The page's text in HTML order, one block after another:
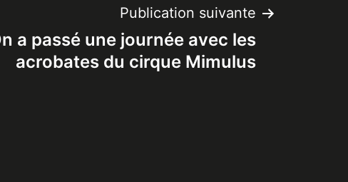
Publication suivante
a passé une journée avec les
acrobates du cirque Mimulus